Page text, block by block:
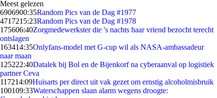
Meest gelezen
6906900:35Random Pics van de Dag #1977
4717215:23Random Pics van de Dag #1978
175606:40Zorgmedewerkster die 's nachts haar vriend bezocht terecht
ontslagen
163414:35Onlyfans-model met G-cup wil als NASA-ambassadeur
naar maan
125222:40Datalek bij Bol en de Bijenkorf na cyberaanval op logistiek
partner Ceva
117214:09Huisarts per direct uit vak gezet om ernstig alcoholmisbruik
100109:33Waterschappen slaan alarm wegens droogte: